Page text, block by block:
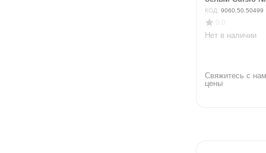
КОД: 9060.50.50499
Нет в наличии
Свяжитесь с
цены